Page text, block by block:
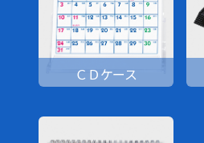
ＣＤケース